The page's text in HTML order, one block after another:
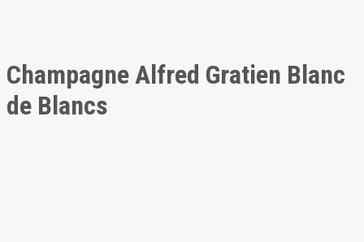
Champagne Alfred Gratien Blanc
de Blancs